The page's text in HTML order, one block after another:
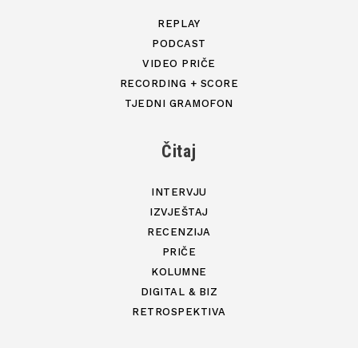
REPLAY
PODCAST
VIDEO PRIČE
RECORDING + SCORE
TJEDNI GRAMOFON
Čitaj
INTERVJU
IZVJEŠTAJ
RECENZIJA
PRIČE
KOLUMNE
DIGITAL & BIZ
RETROSPEKTIVA